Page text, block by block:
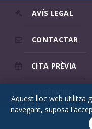
AVÍS LEGAL
CONTACTAR
CITA PRÈVIA
Aquest lloc web utilitza
navegant, suposa